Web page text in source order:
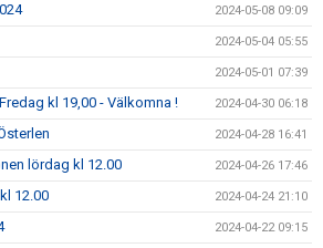
2024-05-08 09:09
2024-05-04 05:55
2024-05-01 07:39
kl 19,00 - Välkomna ! 2024-04-30 06:18
2024-04-28 16:41
lördag kl 12.00 2024-04-26 17:46
12.00 2024-04-24 21:10
2024-04-22 09:15